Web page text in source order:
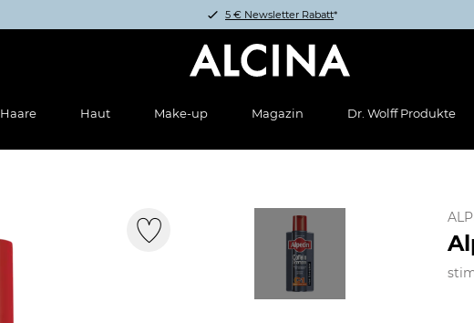
5 € Newsletter Rabatt*
Haare Haut Make-up Magazin Dr. Wolff Produkte